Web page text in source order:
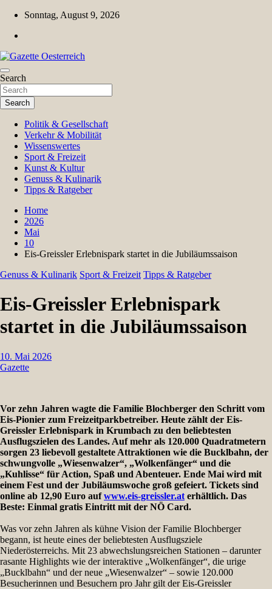
Skip
content
Sonntag, August 9, 2026
Gazette Oesterreich
Magazin für Freizeit, Politik, Kultur & Wissenschaft
Search
Search
Politik & Gesellschaft
Verkehr & Mobilität
Wissenswertes
Sport & Freizeit
Kunst & Kultur
Genuss & Kulinarik
Tipps & Ratgeber
Home
2026
Mai
10
Eis-Greissler Erlebnispark startet in die Jubiläumssaison
Genuss & Kulinarik Sport & Freizeit Tipps & Ratgeber
Eis-Greissler Erlebnispark
startet in die Jubiläumssaison
10. Mai 2026
Gazette
Vor zehn Jahren wagte die Familie Blochberger den Schritt vom
Eis-Pionier zum Freizeitparkbetreiber. Heute zählt der Eis-
Greissler Erlebnispark in Krumbach zu den beliebtesten
Ausflugszielen des Landes. Auf mehr als 120.000 Quadratmetern
sorgen 23 liebevoll gestaltete Attraktionen wie die Bucklbahn, der
schwungvolle „Wiesenwalzer“, „Wolkenfänger“ und die
„Kuhlisse“ für Action, Spaß und Abenteuer. Ende Mai wird mit
einem Fest und der Jubiläumswoche groß gefeiert. Tickets sind
online ab 12,90 Euro aufwww.eis-greissler.at erhältlich. Das
Beste: Einmal gratis Eintritt mit der NÖ Card.
Was vor zehn Jahren als kühne Vision der Familie Blochberger
begann, ist heute eines der beliebtesten Ausflugsziele
Niederösterreichs. Mit 23 abwechslungsreichen Stationen – darunter
rasante Highlights wie der interaktive „Wolkenfänger“, die urige
„Bucklbahn“ und der neue „Wiesenwalzer“ – sowie 120.000
Besucherinnen und Besuchern pro Jahr gilt der Eis-Greissler